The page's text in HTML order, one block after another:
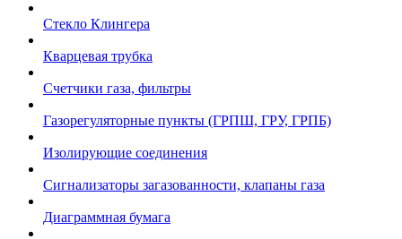
Стекло Клингера
Кварцевая трубка
Счетчики газа, фильтры
Газорегуляторные пункты (ГРПШ, ГРУ, ГРПБ)
Изолирующие соединения
Сигнализаторы загазованности, клапаны газа
Диаграммная бумага